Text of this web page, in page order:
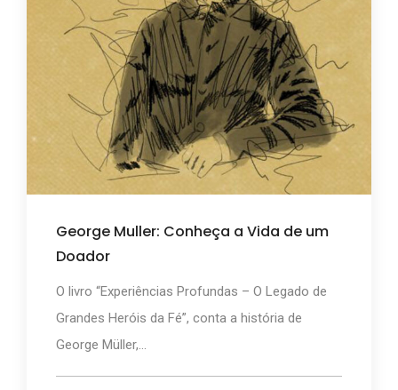
George Muller: Conheça a Vida de um
Doador
O livro “Experiências Profundas – O Legado de
Grandes Heróis da Fé”, conta a história de
George Müller,...